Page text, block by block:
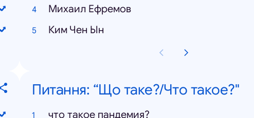
Михаил Ефремов
Ким Чен Ын
Питання: “Що таке?/Что такое?"
что такое пандемия?